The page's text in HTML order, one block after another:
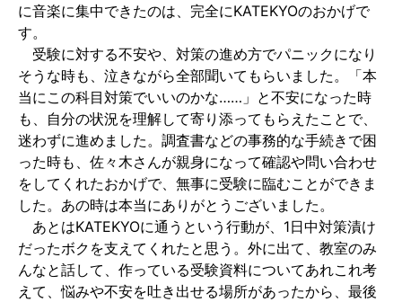
に音楽に集中できたのは、完全にKATEKYOのおかげで
す。
受験に対する不安や、対策の進め方でパニックになり
そうな時も、泣きながら全部聞いてもらいました。「本
当にこの科目対策でいいのかな……」と不安になった時
も、自分の状況を理解して寄り添ってもらえたことで、
迷わずに進めました。調査書などの事務的な手続きで困
った時も、佐々木さんが親身になって確認や問い合わせ
をしてくれたおかげで、無事に受験に臨むことができま
した。あの時は本当にありがとうございました。
あとはKATEKYOに通うという行動が、1日中対策漬け
だったボクを支えてくれたと思う。外に出て、教室のみ
んなと話して、作っている受験資料についてあれこれ考
えて、悩みや不安を吐き出せる場所があったから、最後